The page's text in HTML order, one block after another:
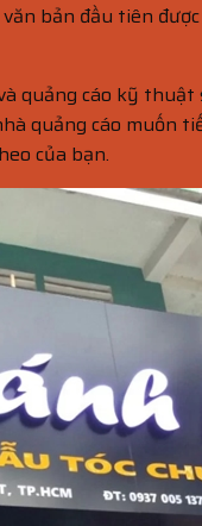
bản đầu tiên
quảng cáo kỹ
quảng cáo muốn
của bạn.